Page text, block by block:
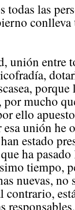
las
unión entre
porque
por mucho
ello
unión he
estado
ha
tiempo,
nuevas, no
contrario,